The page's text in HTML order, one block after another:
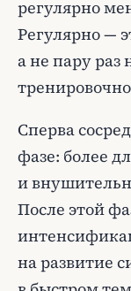
регулярно
Регулярно —
а не пару
Сперва
фазе: более
и
После этой
на развитие